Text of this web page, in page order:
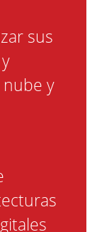
sus
y